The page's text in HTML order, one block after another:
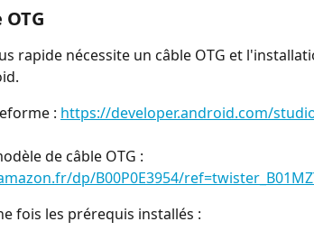
rapide nécessite un câble OTG et
: https://developer.android.com/
de câble OTG :
dp/B00P0E3954/
fois les prérequis installés :